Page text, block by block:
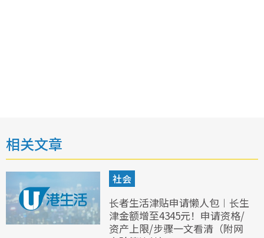
相关文章
社会
长者生活津贴申请懒人包︱长生
津金额增至4345元！申请资格/
资产上限/步骤一文看清（附网